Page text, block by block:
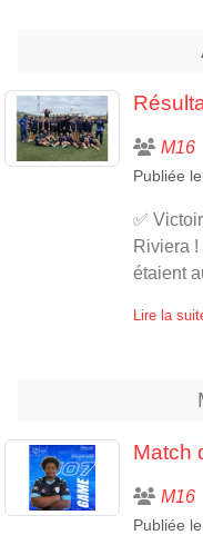
M16
Publiée le
✅
Riviera
étaient
Lire la
Match
M16
Publiée le